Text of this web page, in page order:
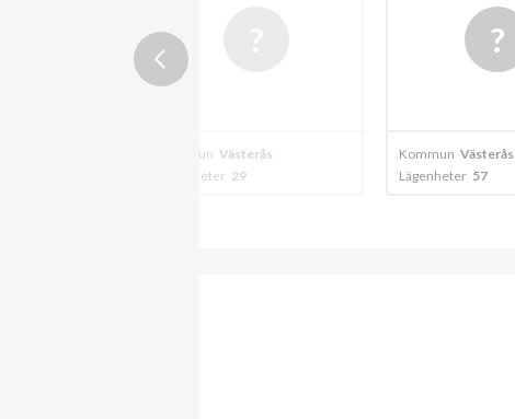
Kommun Västerås
Lägenheter 29
Kommun Västerås
Lägenheter 57